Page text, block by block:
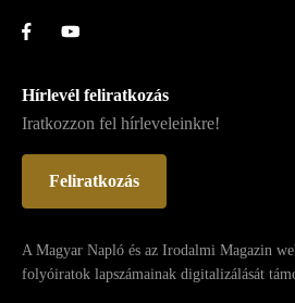
Hírlevél feliratkozás
Iratkozzon fel hírleveleinkre!
Feliratkozás
A Magyar Napló és az Irodalmi Magazin
folyóiratok lapszámainak digitalizálását